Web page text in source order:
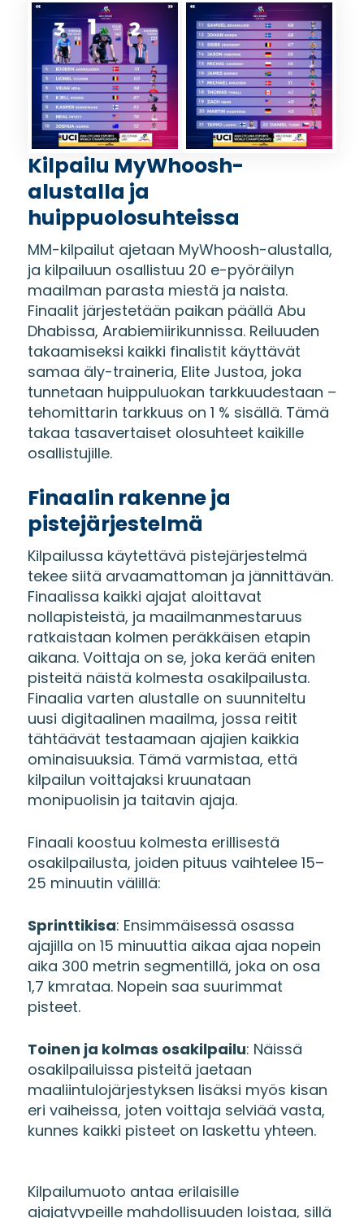
Kilpailu MyWhoosh-
alustalla ja
huippuolosuhteissa
MM-kilpailut ajetaan MyWhoosh-alustalla,
ja kilpailuun osallistuu 20 e-pyöräilyn
maailman parasta miestä ja naista.
Finaalit järjestetään paikan päällä Abu
Dhabissa, Arabiemiirikunnissa. Reiluuden
takaamiseksi kaikki finalistit käyttävät
samaa äly-traineria, Elite Justoa, joka
tunnetaan huippuluokan tarkkuudestaan –
tehomittarin tarkkuus on 1 % sisällä. Tämä
takaa tasavertaiset olosuhteet kaikille
osallistujille.
Finaalin rakenne ja
pistejärjestelmä
Kilpailussa käytettävä pistejärjestelmä
tekee siitä arvaamattoman ja jännittävän.
Finaalissa kaikki ajajat aloittavat
nollapisteistä, ja maailmanmestaruus
ratkaistaan kolmen peräkkäisen etapin
aikana. Voittaja on se, joka kerää eniten
pisteitä näistä kolmesta osakilpailusta.
Finaalia varten alustalle on suunniteltu
uusi digitaalinen maailma, jossa reitit
tähtäävät testaamaan ajajien kaikkia
ominaisuuksia. Tämä varmistaa, että
kilpailun voittajaksi kruunataan
monipuolisin ja taitavin ajaja.
Finaali koostuu kolmesta erillisestä
osakilpailusta, joiden pituus vaihtelee 15–
25 minuutin välillä:
Sprinttikisa: Ensimmäisessä osassa
ajajilla on 15 minuuttia aikaa ajaa nopein
aika 300 metrin segmentillä, joka on osa
1,7 kmrataa. Nopein saa suurimmat
pisteet.
Toinen ja kolmas osakilpailu: Näissä
osakilpailuissa pisteitä jaetaan
maaliintulojärjestyksen lisäksi myös kisan
eri vaiheissa, joten voittaja selviää vasta,
kunnes kaikki pisteet on laskettu yhteen.
Kilpailumuoto antaa erilaisille
ajajatyypeille mahdollisuuden loistaa, sillä